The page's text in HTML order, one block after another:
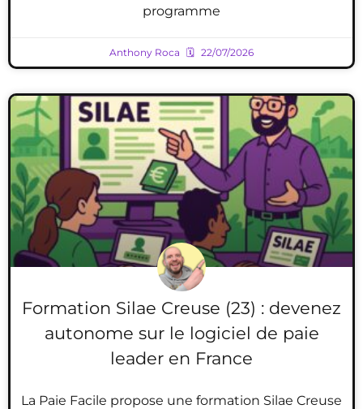
programme
Anthony Roca 22/07/2026
Formation Silae Creuse (23) : devenez
autonome sur le logiciel de paie
leader en France
La Paie Facile propose une formation Silae Creuse